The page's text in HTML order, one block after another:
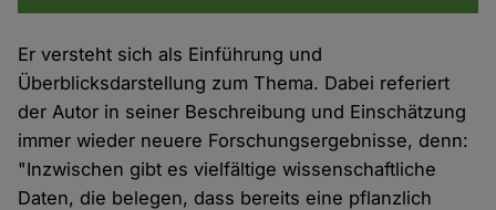
Er versteht sich als Einführung und
Überblicksdarstellung zum Thema. Dabei referiert
der Autor in seiner Beschreibung und Einschätzung
immer wieder neuere Forschungsergebnisse, denn:
"Inzwischen gibt es vielfältige wissenschaftliche
Daten, die belegen, dass bereits eine pflanzlich